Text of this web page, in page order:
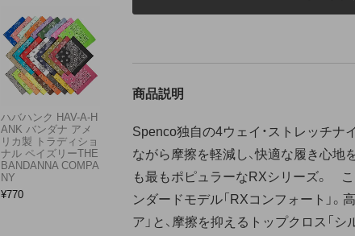
商品説明
Spenco独自の4ウェイ・ストレッチナ
ながら摩擦を軽減し、快適な履き心地
も最もポピュラーなRXシリーズ。
ンダードモデル「RXコンフォート」。
ア」と、摩擦を抑えるトップクロス「
ハバハンク HAV-A-H
ANK バンダナ アメ
リカ製 トラディショ
ナル ペイズリーTHE
BANDANNA COMPA
NY
¥770